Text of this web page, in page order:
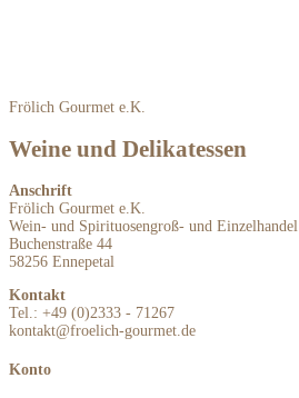
Frölich Gourmet e.K.
Weine und Delikatessen
Anschrift
Frölich Gourmet e.K.
Wein- und Spirituosengroß- und Einzelhandel
Buchenstraße 44
58256 Ennepetal
Kontakt
Tel.: +49 (0)2333 - 71267
kontakt@froelich-gourmet.de
Konto